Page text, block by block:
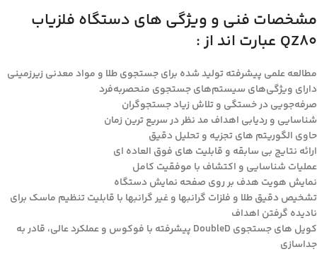
مشخصات فنی و ویژگی های دستگاه فلزیاب
QZ80 عبارت اند از :
مطالعه علمی پیشرفته تولید شده برای جستجوی طلا و مواد معدنی زیرزمینی
دارای ویژگی‌های سیستم‌های جستجوی منحصربه‌فرد
صرفه‌جویی در خستگی و تلاش زیاد جستجوگران
شناسایی و ردیابی اهداف مد نظر در سریع ترین زمان
حاوی الگوریتم های تجزیه و تحلیل دقیق
ارائه نتایج بی سابقه و قابلیت های فوق العاده ای
عملیات شناسایی و اکتشاف با موفقیت کامل
نمایش هویت هدف بر روی صفحه نمایش دستگاه
تشخیص دقیق طلا و فلزات گرانبها و غیر گرانبها با قابلیت تنظیم ماسک برای
نادیده گرفتن اهداف
کویل های جستجوی DoubleD پیشرفته با فوکوس و عملکرد عالی، قادر به
جداسازی